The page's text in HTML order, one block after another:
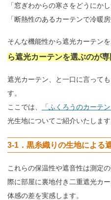
「窓ぎわからの寒さをどうにかし
「断熱性のあるカーテンで冷暖
そんな機能性から遮光カーテンを
ら遮光カーテンを選ぶのが専
遮光カーテン、と一口に言って
す。
ここでは、
「ふくろうのカーテン
光生地についてご紹介いたします
3-1．黒糸織りの生地による
これらの保温性や遮音性は測定
際に部屋に裏地付き二重遮光カ
体感の差を実感します。